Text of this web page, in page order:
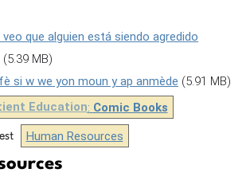
veo que alguien está siendo agredido
(5.39 MB)
si w we yon moun y ap anmède (5.91 MB)
Education: Comic Books
Human Resources